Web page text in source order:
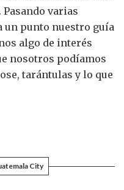
varias
un punto nuestro guía
algo de interés
nosotros podíamos
tarántulas y lo que
City